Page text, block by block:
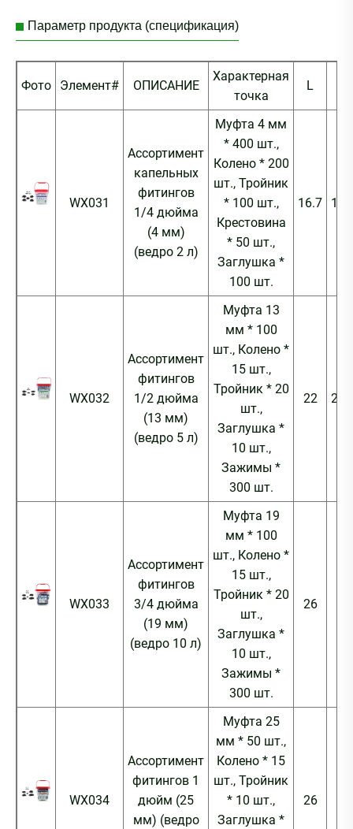
Параметр продукта (спецификация)
Фото Элемент# ОПИСАНИЕ
Характерная
точка
L
WX031
Ассортимент
капельных
фитингов
1/4 дюйма
(4 мм)
(ведро 2 л)
Муфта 4 мм
* 400 шт.,
Колено * 200
шт., Тройник
* 100 шт.,
Крестовина
* 50 шт.,
Заглушка *
100 шт.
16.7
WX032
Ассортимент
фитингов
1/2 дюйма
(13 мм)
(ведро 5 л)
Муфта 13
мм * 100
шт., Колено *
15 шт.,
Тройник * 20
шт.,
Заглушка *
10 шт.,
Зажимы *
300 шт.
22
WX033
Ассортимент
фитингов
3/4 дюйма
(19 мм)
(ведро 10 л)
Муфта 19
мм * 100
шт., Колено *
15 шт.,
Тройник * 20
шт.,
Заглушка *
10 шт.,
Зажимы *
300 шт.
26
WX034
Ассортимент
фитингов 1
дюйм (25
мм) (ведро
Муфта 25
мм * 50 шт.,
Колено * 15
шт., Тройник
* 10 шт.,
Заглушка *
26